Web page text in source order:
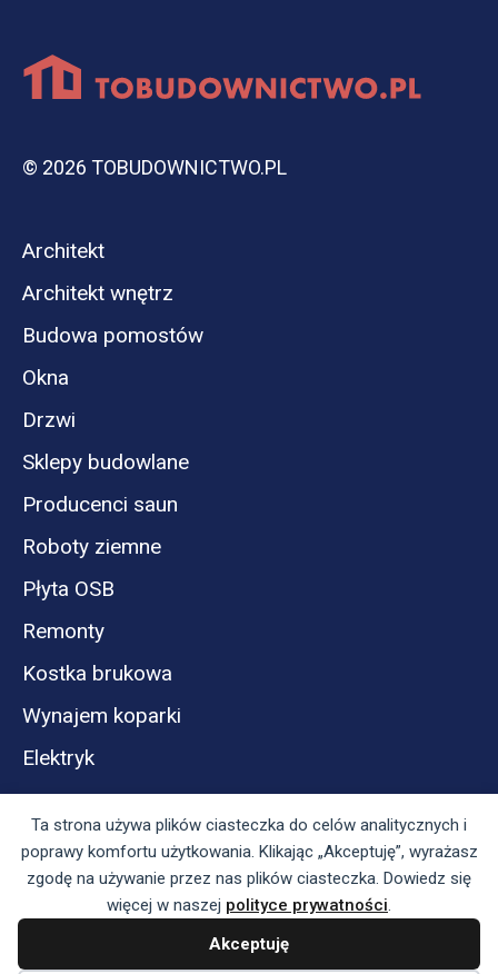
Ta strona używa plików ciasteczka do celów analitycznych i
poprawy komfortu użytkowania. Klikając „Akceptuję”, wyrażasz
zgodę na używanie przez nas plików ciasteczka. Dowiedz się
więcej w naszej polityce prywatności.
Akceptuję
© 2026 TOBUDOWNICTWO.PL
Architekt
Architekt wnętrz
Budowa pomostów
Okna
Drzwi
Sklepy budowlane
Producenci saun
Roboty ziemne
Płyta OSB
Remonty
Kostka brukowa
Wynajem koparki
Elektryk
Panel reklamodawcy